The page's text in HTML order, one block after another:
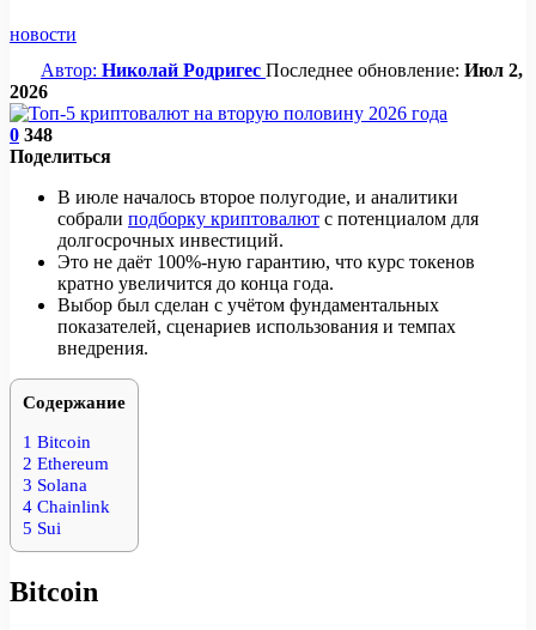
новости
Автор: Николай Родригес Последнее обновление: Июл 2,
2026
0 348
Поделиться
В июле началось второе полугодие, и аналитики
собрали подборку криптовалют с потенциалом для
долгосрочных инвестиций.
Это не даёт 100%-ную гарантию, что курс токенов
кратно увеличится до конца года.
Выбор был сделан с учётом фундаментальных
показателей, сценариев использования и темпах
внедрения.
Содержание
1 Bitcoin
2 Ethereum
3 Solana
4 Chainlink
5 Sui
Bitcoin